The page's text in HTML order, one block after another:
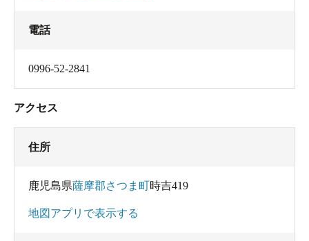
電話
0996-52-2841
アクセス
住所
鹿児島県薩摩郡さつま町時吉419
地図アプリで表示する